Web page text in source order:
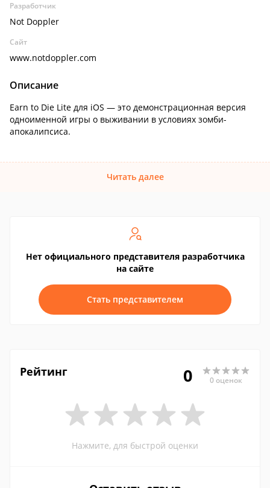
Разработчик
Not Doppler
Сайт
www.notdoppler.com
Описание
Earn to Die Lite для iOS — это демонстрационная версия
одноименной игры о выживании в условиях зомби-
апокалипсиса.
Читать далее
Нет официального представителя разработчика
на сайте
Стать представителем
Рейтинг 0 0 оценок
Нажмите, для быстрой оценки